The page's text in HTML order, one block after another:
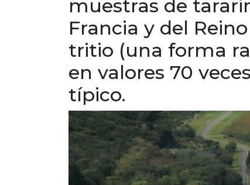
muestras de
Francia y del
tritio (una forma
en valores 70
típico.